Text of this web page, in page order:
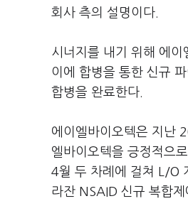
회사 측의 설명이다.
시너지를 내기 위해 에이
이에 합병을 통한 신규
합병을 완료한다.
에이엘바이오텍은 지난
엘바이오텍을 긍정적으
4월 두 차례에 걸쳐 L/O
라잔 NSAID 신규 복합